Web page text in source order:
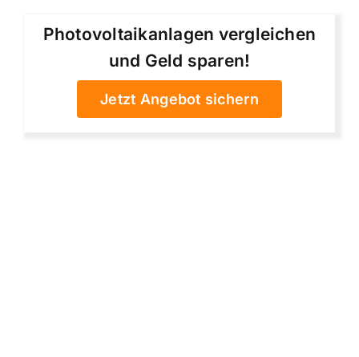
Photovoltaikanlagen vergleichen
und Geld sparen!
Jetzt Angebot sichern